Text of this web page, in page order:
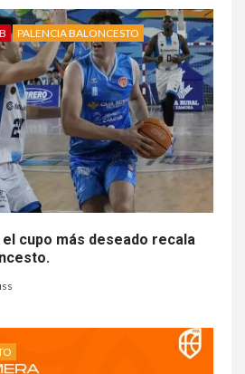
PALENCIA BALONCESTO
cupo más deseado recala